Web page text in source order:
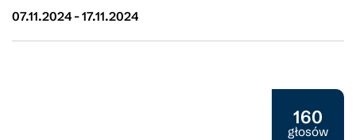
07.11.2024 -17.11.2024
160
głosów